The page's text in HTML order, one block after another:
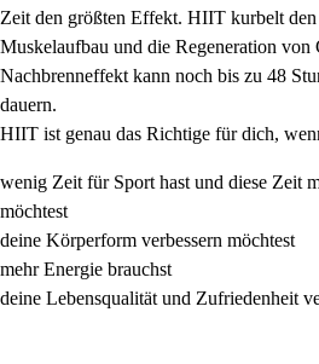
Zeit den größten Effekt. HIIT kurbelt
Muskelaufbau und die Regeneration von
Nachbrenneffekt kann noch bis zu 48
dauern.
HIIT ist genau das Richtige für dich,
wenig Zeit für Sport hast und diese Zeit
möchtest
deine Körperform verbessern möchtest
mehr Energie brauchst
deine Lebensqualität und Zufriedenheit